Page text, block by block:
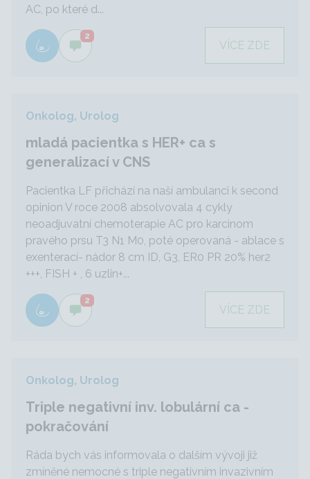
AC, po které d...
2
VÍCE ZDE
Onkolog, Urolog
mladá pacientka s HER+ ca s
generalizací v CNS
Pacientka LF přichází na naší ambulanci k second
opinion V roce 2008 absolvovala 4 cykly
neoadjuvatní chemoterapie AC pro karcinom
pravého prsu T3 N1 M0, poté operovaná - ablace s
exenterací- nádor 8 cm ID, G3, ER0 PR 20% her2
+++, FISH + , 6 uzlin+...
2
VÍCE ZDE
Onkolog, Urolog
Triple negativní inv. lobulární ca -
pokračování
Ráda bych vás informovala o dalším vývoji již
zmíněné nemocné s triple negativním invazivním